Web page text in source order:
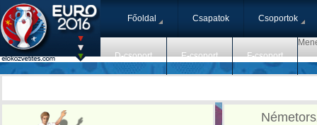
Főoldal Csapatok Csoportok
D-csoport E-csoport F-csoport